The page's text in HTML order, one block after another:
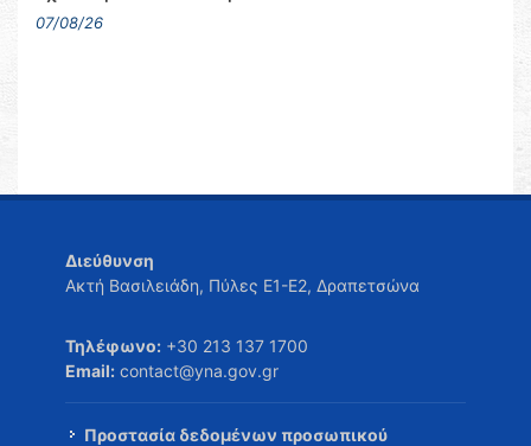
07/08/26
Διεύθυνση
Ακτή Βασιλειάδη, Πύλες Ε1-Ε2, Δραπετσώνα
Τηλέφωνο: +30 213 137 1700
Email: contact@yna.gov.gr
Προστασία δεδομένων προσωπικού